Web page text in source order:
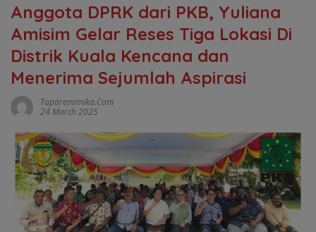
Anggota DPRK dari PKB, Yuliana
Amisim Gelar Reses Tiga Lokasi Di
Distrik Kuala Kencana dan
Menerima Sejumlah Aspirasi
Taparemimika.com
24 March 2025